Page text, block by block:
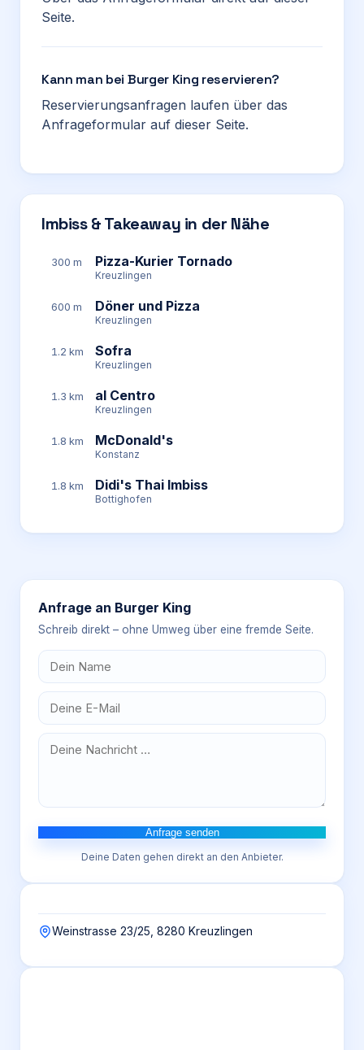
Seite.
Kann man bei Burger King reservieren?
Reservierungsanfragen laufen über das
Anfrageformular auf dieser Seite.
Imbiss & Takeaway in der Nähe
300 m Pizza-Kurier Tornado
Kreuzlingen
600 m Döner und Pizza
Kreuzlingen
1.2 km Sofra
Kreuzlingen
1.3 km al Centro
Kreuzlingen
1.8 km McDonald's
Konstanz
1.8 km Didi's Thai Imbiss
Bottighofen
Anfrage an Burger King
Schreib direkt – ohne Umweg über eine fremde Seite.
Anfrage senden
Deine Daten gehen direkt an den Anbieter.
Weinstrasse 23/25, 8280 Kreuzlingen